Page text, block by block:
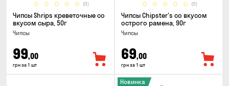
(0)
Чипсы Shrips креветочные со
вкусом сыра, 50г
Чипсы
99,00
грн за 1 шт
(0)
Чипсы Chipster's со вкусом
острого рамена, 90г
Чипсы
69,00
грн за 1 шт
Новинка